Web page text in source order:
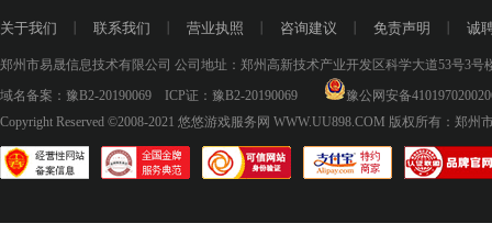
关于我们 联系我们 营业执照 咨询建议 免责声明 诚
郑州市易晟信息技术有限公司 公司地址：郑州高新技术产业开发区科学大道53号3号
域名备案： 豫B2-20190069 ICP证： 豫B2-20190069
豫公网安备
Copyright Reserved ©2008-2021 悠悠游戏服务网 WWW.UU898.COM 版权所有：郑州